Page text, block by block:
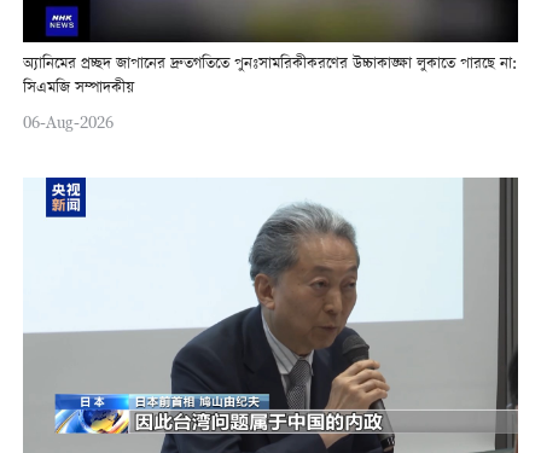
অ্যানিমের প্রচ্ছদ জাপানের দ্রুতগতিতে পুনঃসামরিকীকরণের উচ্চাকাঙ্ক্ষা লুকাতে পারছে না:
সিএমজি সম্পাদকীয়
06-Aug-2026